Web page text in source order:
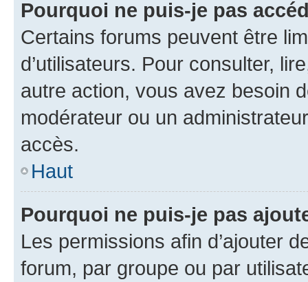
Pourquoi ne puis-je pas
Certains forums peuvent être
d’utilisateurs. Pour consulter,
autre action, vous avez besoin
modérateur ou un
accès.
Haut
Pourquoi ne puis-je pas
Les permissions afin d’ajouter
forum, par groupe ou par